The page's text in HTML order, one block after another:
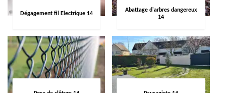
Dégagement fil Electrique 14
Abattage d'arbres dangereux
14